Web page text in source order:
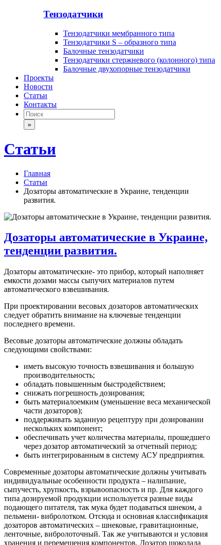
Тензодатчики
Тензодатчики мембранного типа
Тензодатчики S – образного типа
Балочные тензодатчики
Тензодатчики стержневого (колонного) типа
Балочные двухопорные тензодатчики
Проекты
Новости
Статьи
Контакты
»
Статьи
Главная
Статьи
Дозаторы автоматические в Украине, тенденции
развития.
Дозаторы автоматические в Украине,
тенденции развития.
Дозаторы автоматические- это прибор, который наполняет
емкости дозами массы сыпучих материалов путем
автоматического взвешивания.
При проектировании весовых дозаторов автоматических
следует обратить внимание на ключевые тенденции
последнего времени.
Весовые дозаторы автоматические должны обладать
следующими свойствами:
иметь высокую точность взвешивания и большую
производительность;
обладать повышенным быстродействием;
снижать погрешность дозирования;
быть материалоемким (уменьшение веса механической
части дозаторов);
поддерживать заданную рецептуру при дозировании
нескольких компонент;
обеспечивать учет количества материалы, прошедшего
через дозатор автоматический за отчетный период;
быть интегрированным в систему АСУ предприятия.
Современные дозаторы автоматические должны учитывать
индивидуальные особенности продукта – налипание,
сыпучесть, хрупкость, взрывоопасность и пр. Для каждого
типа дозируемой продукции используется разные виды
подающего питателя, так мука будет подаваться шнеком, а
пельмени- вибролотком. Отсюда и основная классификация
дозаторов автоматических – шнековые, гравитационные,
ленточные, вибролоточный. Так же учитываются и условия
хранения и перемещения компонентов. Дозатор шоколада